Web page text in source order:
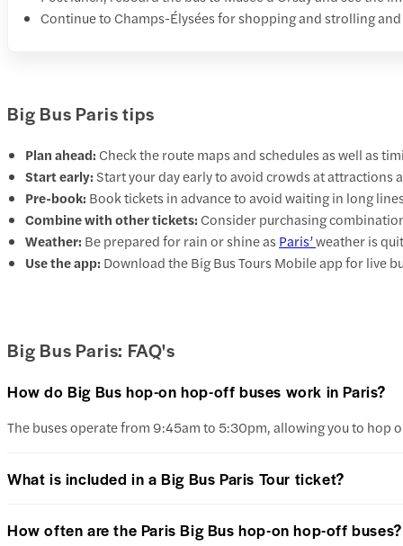
Continue to Champs-Élysées for shopping and strolling
Big Bus Paris tips
Plan ahead: Check the route maps and schedules as well as
Start early: Start your day early to avoid crowds at attractions
Pre-book: Book tickets in advance to avoid waiting in long
Combine with other tickets: Consider purchasing
Weather: Be prepared for rain or shine as Paris’weather is
Use the app: Download the Big Bus Tours Mobile app for live
Big Bus Paris: FAQ's
How do Big Bus hop-on hop-off buses work in Paris?
The buses operate from 9:45am to 5:30pm, allowing you to hop
What is included in a Big Bus Paris Tour ticket?
How often are the Paris Big Bus hop-on hop-off buses?